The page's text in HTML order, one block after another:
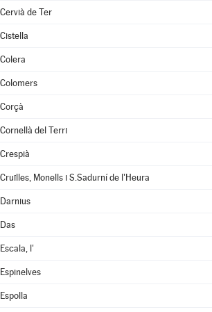
Cervià de Ter
Cistella
Colera
Colomers
Corçà
Cornellà del Terri
Crespià
Cruïlles, Monells i S.Sadurní de l'Heura
Darnius
Das
Escala, l'
Espinelves
Espolla